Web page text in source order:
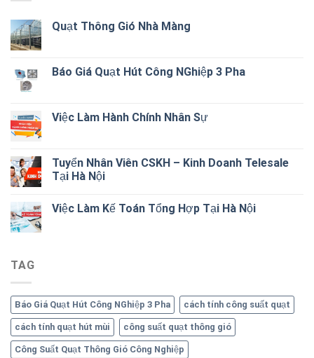
Quạt Thông Gió Nhà Màng
Báo Giá Quạt Hút Công NGhiệp 3 Pha
Việc Làm Hành Chính Nhân Sự
Tuyển Nhân Viên CSKH – Kinh Doanh Telesale
Tại Hà Nội
Việc Làm Kế Toán Tổng Hợp Tại Hà Nội
TAG
Báo Giá Quạt Hút Công NGhiệp 3 Pha cách tính công suất quạt
cách tính quạt hút mùi công suất quạt thông gió
Công Suất Quạt Thông Gió Công Nghiệp